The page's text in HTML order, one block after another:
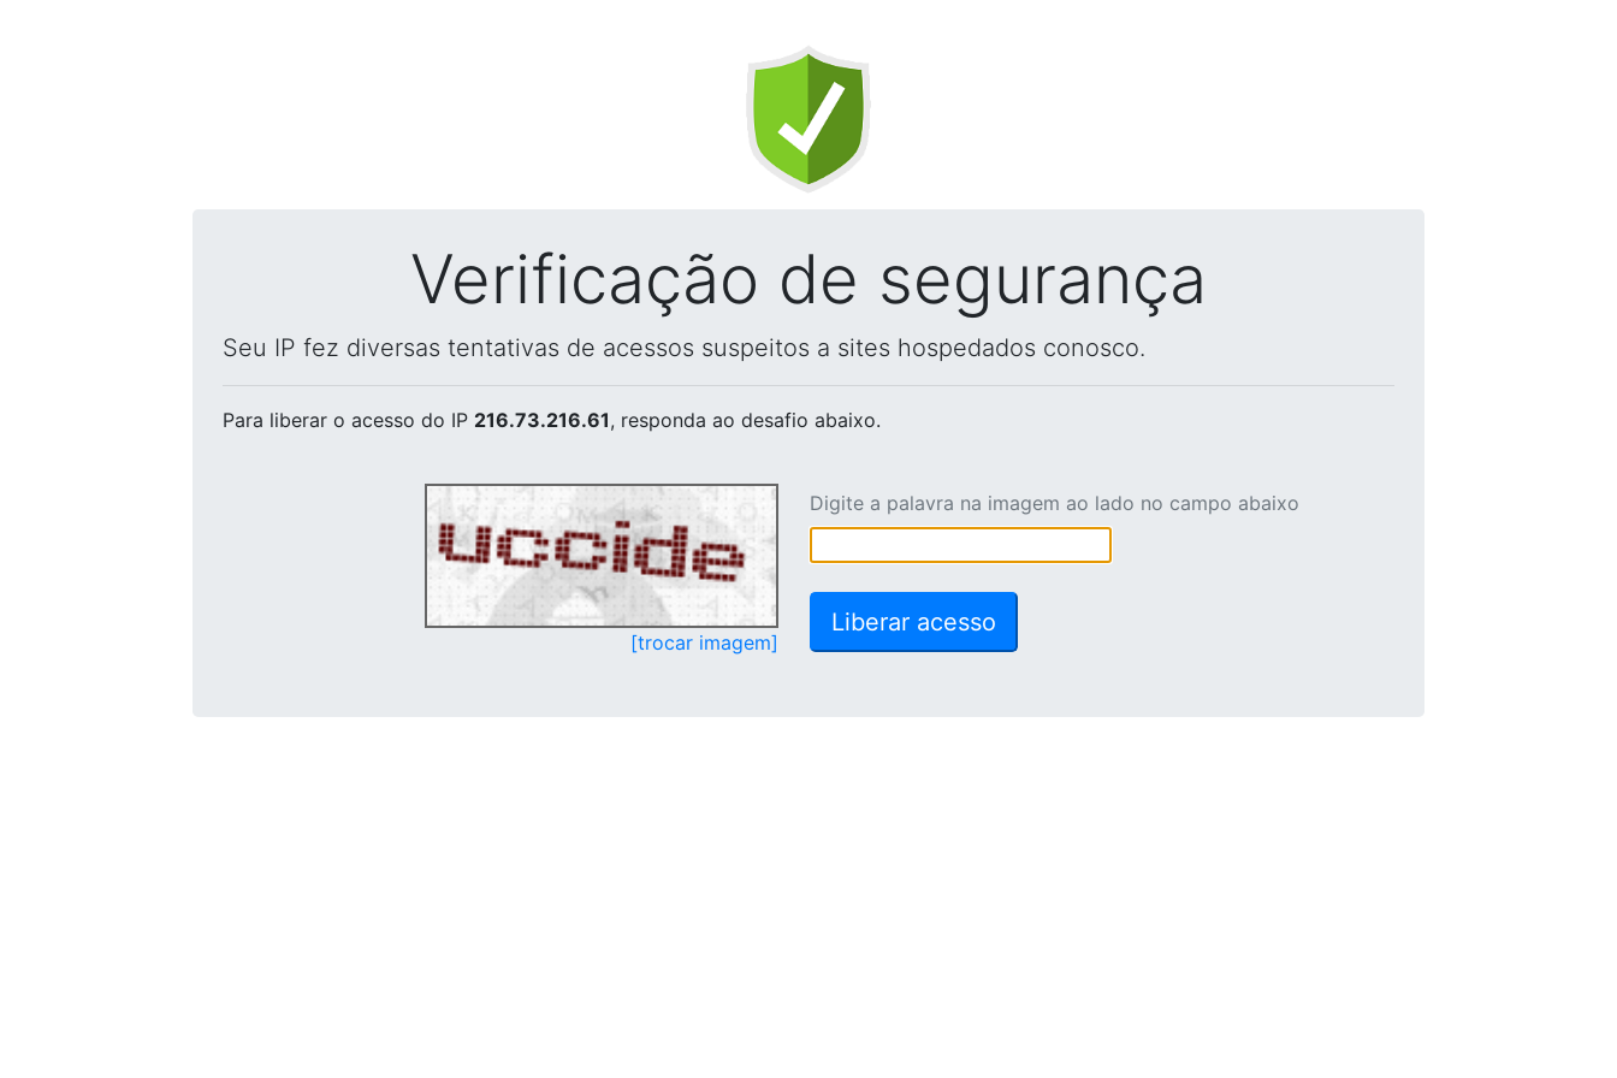
Verificação de segurança
Seu IP fez diversas tentativas de acessos suspeitos a sites hospedados conosco.
Para liberar o acesso do IP 216.73.216.61, responda ao desafio abaixo.
[trocar imagem]
Digite a palavra na imagem ao lado no campo abaixo